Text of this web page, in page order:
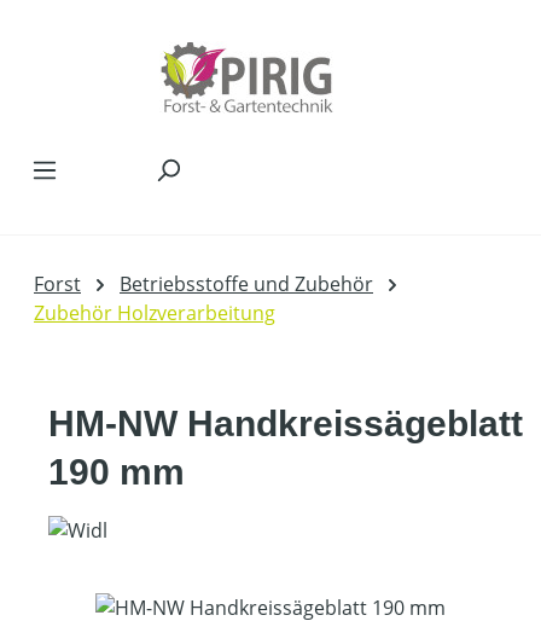
Forst
Betriebsstoffe und Zubehör
Zubehör Holzverarbeitung
HM-NW Handkreissägeblatt
190 mm
Bildergalerie überspringen